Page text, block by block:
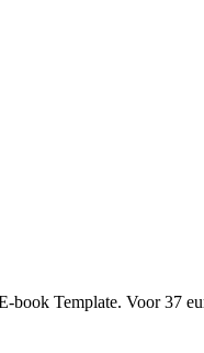
book Template. Voor 37